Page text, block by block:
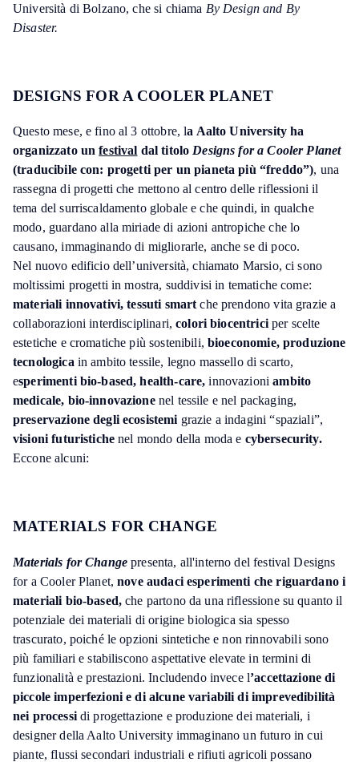
Università di Bolzano, che si chiama By Design and By
Disaster.
DESIGNS FOR A COOLER PLANET
Questo mese, e fino al 3 ottobre, la Aalto University ha
organizzato unfestival dal titolo Designs for a Cooler Planet
(traducibile con: progetti per un pianeta più “freddo”), una
rassegna di progetti che mettono al centro delle riflessioni il
tema del surriscaldamento globale e che quindi, in qualche
modo, guardano alla miriade di azioni antropiche che lo
causano, immaginando di migliorarle, anche se di poco.
Nel nuovo edificio dell’università, chiamato Marsio, ci sono
moltissimi progetti in mostra, suddivisi in tematiche come:
materiali innovativi, tessuti smart che prendono vita grazie a
collaborazioni interdisciplinari,colori biocentriciper scelte
estetiche e cromatiche più sostenibili,bioeconomie, produzione
tecnologica in ambito tessile, legno massello di scarto,
esperimenti bio-based, health-care, innovazioniambito
medicale, bio-innovazionenel tessile e nel packaging,
preservazione degli ecosistemi grazie a indagini “spaziali”,
visioni futuristiche nel mondo della moda e cybersecurity.
Eccone alcuni:
MATERIALS FOR CHANGE
Materials for Change presenta, all'interno del festival Designs
for a Cooler Planet,nove audaci esperimenti che riguardano i
materiali bio-based, che partono da una riflessione su quanto il
potenziale dei materiali di origine biologica sia spesso
trascurato, poiché le opzioni sintetiche e non rinnovabili sono
più familiari e stabiliscono aspettative elevate in termini di
funzionalità e prestazioni. Includendo invece l’accettazione di
piccole imperfezioni e di alcune variabili di imprevedibilità
nei processidi progettazione e produzione dei materiali, i
designer della Aalto University immaginano un futuro in cui
piante, flussi secondari industriali e rifiuti agricoli possano